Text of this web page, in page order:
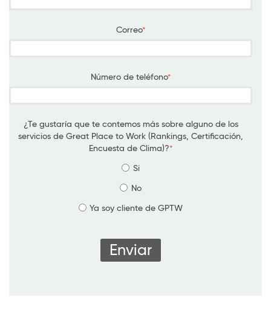
Correo*
Número de teléfono*
¿Te gustaría que te contemos más sobre alguno de los
servicios de Great Place to Work (Rankings, Certificación,
Encuesta de Clima)?*
Si
No
Ya soy cliente de GPTW